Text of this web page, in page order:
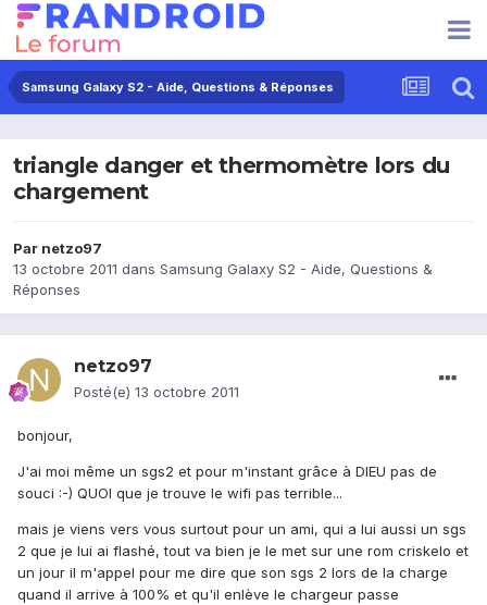
Samsung Galaxy S2 - Aide, Questions & Réponses
triangle danger et thermomètre lors du
chargement
Par netzo97
13 octobre 2011 dans Samsung Galaxy S2 - Aide, Questions &
Réponses
netzo97
Posté(e) 13 octobre 2011
bonjour,
J'ai moi même un sgs2 et pour m'instant grâce à DIEU pas de
souci :-) QUOI que je trouve le wifi pas terrible...
mais je viens vers vous surtout pour un ami, qui a lui aussi un sgs
2 que je lui ai flashé, tout va bien je le met sur une rom criskelo et
un jour il m'appel pour me dire que son sgs 2 lors de la charge
quand il arrive à 100% et qu'il enlève le chargeur passe